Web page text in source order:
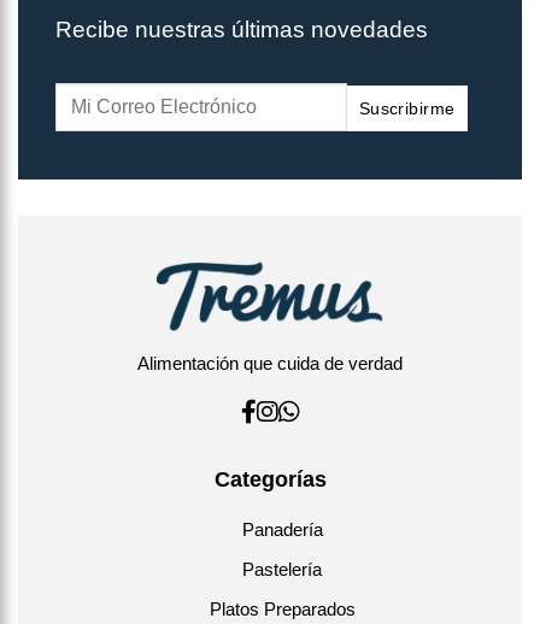
Recibe nuestras últimas novedades
Suscribirme
Alimentación que cuida de verdad
Categorías
Panadería
Pastelería
Platos Preparados